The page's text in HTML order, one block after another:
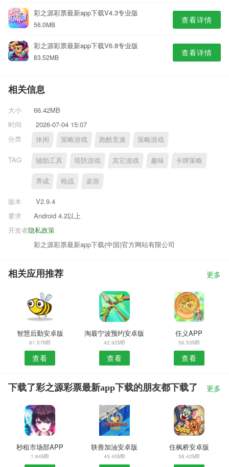
彩之源彩票最新app下载V4.3专业版
56.0MB 查看详情
彩之源彩票最新app下载V6.8专业版
83.52MB 查看详情
相关信息
大小
66.42MB
时间
2026-07-04 15:07
分类
休闲 策略游戏 跑酷竞速 策略游戏
TAG 辅助工具 塔防游戏 其它游戏 趣味 卡牌策略
养成 枪战 桌游
版本
V2.9.4
要求
Android 4.2以上
隐私政策
开发者
彩之源彩票最新app下载(中国)官方网站有限公司
相关应用推荐 更多
智慧后勤安卓版
61.57MB
查看
淘最宁波预约安卓版
42.92MB
查看
任义APP
56.53MB
查看
下载了彩之源彩票最新app下载的朋友都下载了 更多
秒租市场部APP
1.64MB
轶善加油安卓版
45.45MB
住枫桥安卓版
58.42MB